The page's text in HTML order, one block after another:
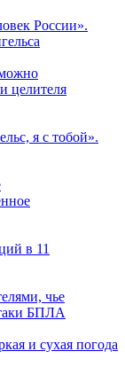
России».
целителя
я с тобой».
в 11
чье
БПЛА
и сухая погода